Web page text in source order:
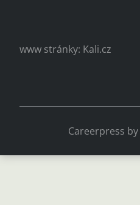
www stránky: Kali.cz
Careerpress by